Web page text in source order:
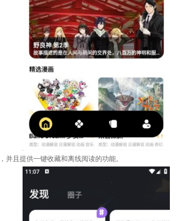
并且提供一键收藏和离线阅读的功能。